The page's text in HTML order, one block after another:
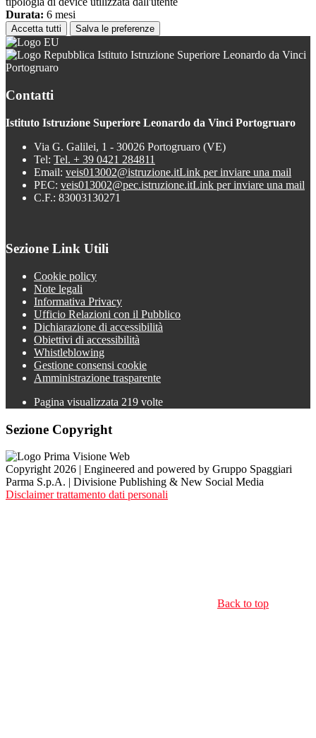
Durata: 6 mesi
Accetta tutti Salva le preferenze
Istituto Istruzione Superiore Leonardo da Vinci
Portogruaro
Contatti
Istituto Istruzione Superiore Leonardo da Vinci Portogruaro
Via G. Galilei, 1 - 30026 Portogruaro (VE)
Tel: Tel. + 39 0421 284811
Email: veis013002@istruzione.itLink per inviare una mail
PEC: veis013002@pec.istruzione.itLink per inviare una mail
C.F.: 83003130271
Sezione Link Utili
Cookie policy
Note legali
Informativa Privacy
Ufficio Relazioni con il Pubblico
Dichiarazione di accessibilità
Obiettivi di accessibilità
Whistleblowing
Gestione consensi cookie
Amministrazione trasparente
Pagina visualizzata 219 volte
Sezione Copyright
Copyright 2026 | Engineered and powered by Gruppo Spaggiari
Parma S.p.A. | Divisione Publishing & New Social Media
Disclaimer trattamento dati personali
Back to top